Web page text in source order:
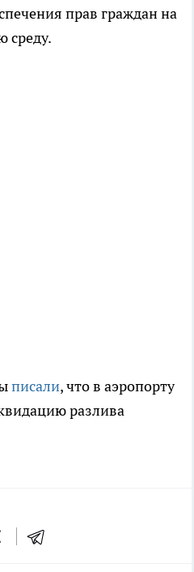
прав граждан на
среду.
писали, что в аэропорту
разлива